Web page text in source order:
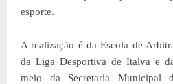
esporte.
A realização é da Escola de
da Liga Desportiva de Italva e
meio da Secretaria Municipal